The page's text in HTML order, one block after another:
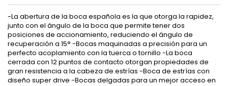
-La abertura de la boca española es la que otorga la rapidez,
junto con el ángulo de la boca que permite tener dos
posiciones de accionamiento, reduciendo el ángulo de
recuperación a 15° -Bocas maquinadas a precisión para un
perfecto acoplamiento con la tuerca o tornillo -La boca
cerrada con 12 puntos de contacto otorgan propiedades de
gran resistencia a la cabeza de estrías -Boca de estrías con
diseño super drive -Bocas delgadas para un mejor acceso en